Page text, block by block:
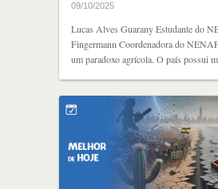
09/10/2025
Lucas Alves Guarany Estudante do
Fingermann Coordenadora do
um paradoxo agrícola. O país possui